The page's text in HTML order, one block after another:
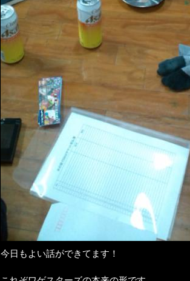
今日もよい話ができてます！